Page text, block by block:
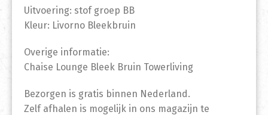
Uitvoering: stof groep BB
Kleur: Livorno Bleekbruin
Overige informatie:
Chaise Lounge Bleek Bruin Towerliving
Bezorgen is gratis binnen Nederland.
Zelf afhalen is mogelijk in ons magazijn te